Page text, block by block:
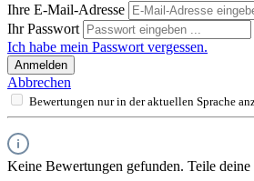
Ihre E-Mail-Adresse
Ihr Passwort
Ich habe mein Passwort vergessen.
Anmelden
Abbrechen
Bewertungen nur in der aktuellen Sprache
Keine Bewertungen gefunden. Teile